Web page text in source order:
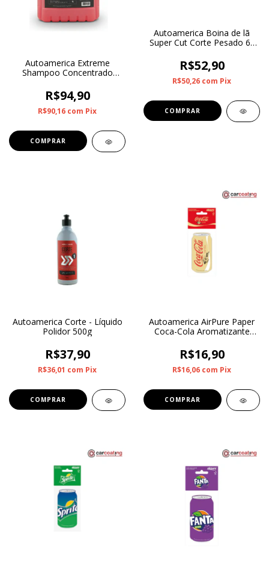
Autoamerica Extreme
Shampoo Concentrado
R$94,90
R$90,16 com Pix
Autoamerica Boina de lã
Super Cut Corte Pesado 6"
R$52,90
R$50,26 com Pix
Autoamerica Corte - Líquido
Polidor 500g
R$37,90
R$36,01 com Pix
Autoamerica AirPure Paper
Coca-Cola Aromatizante
R$16,90
R$16,06 com Pix